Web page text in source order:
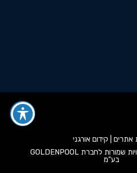
אתרים | קידום אורגני
© 2026 - כל הזכויות שמורות לחברת GOLDENPOOL
בע"מ